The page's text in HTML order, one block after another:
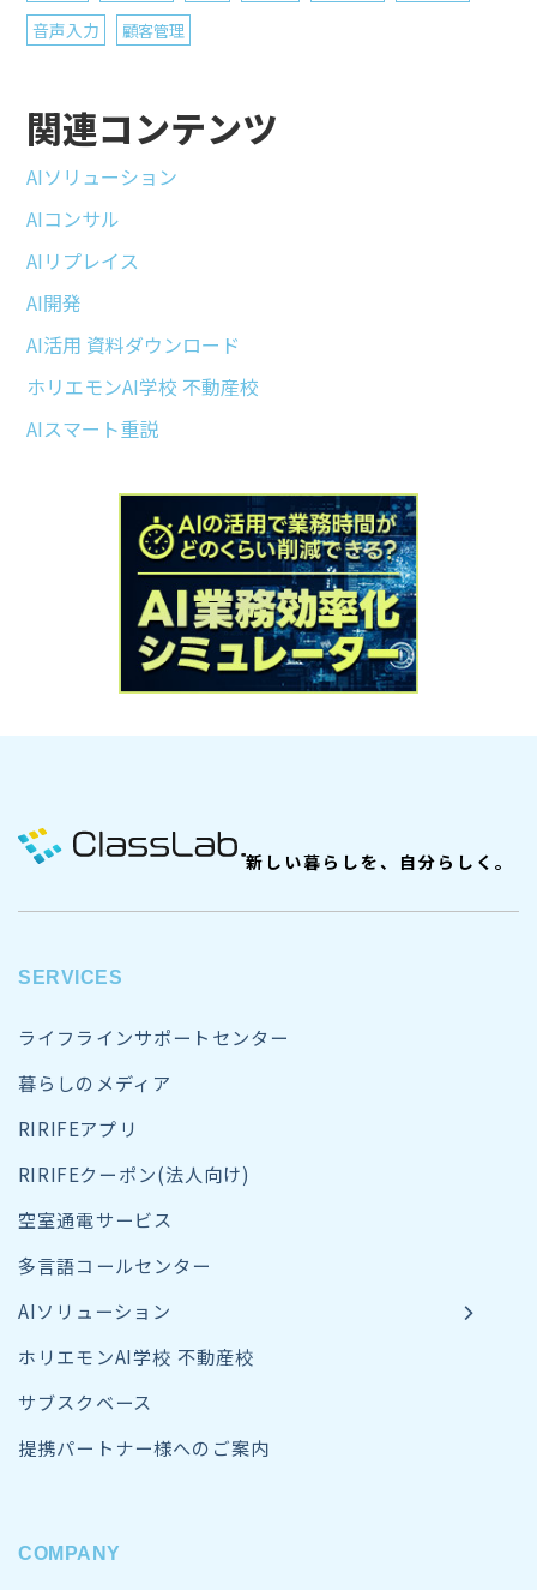
音声入力
顧客管理
関連コンテンツ
AIソリューション
AIコンサル
AIリプレイス
AI開発
AI活用 資料ダウンロード
ホリエモンAI学校 不動産校
AIスマート重説
新しい暮らしを、自分らしく。
SERVICES
ライフラインサポートセンター
暮らしのメディア
RIRIFEアプリ
RIRIFEクーポン(法人向け)
空室通電サービス
多言語コールセンター
AIソリューション
ホリエモンAI学校 不動産校
サブスクベース
提携パートナー様へのご案内
COMPANY